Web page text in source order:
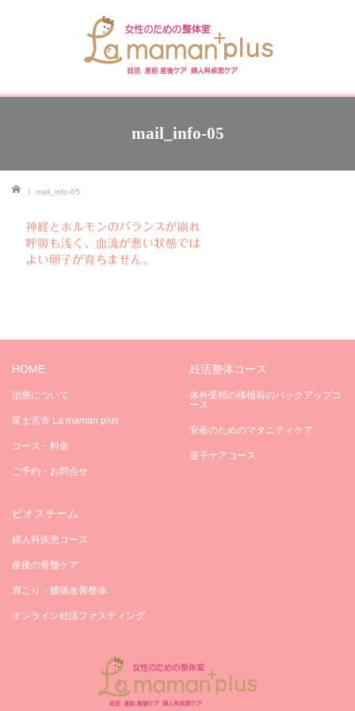
mail_info-05
ホーム mail_info-05
HOME
治療について
富士宮市 La maman plus
コース・料金
ご予約・お問合せ
妊活整体コース
体外受精の移植前のバックアップコ
ース
安産のためのマタニティケア
逆子ケアコース
ビオスチーム
婦人科疾患コース
産後の骨盤ケア
肩こり・腰痛改善整体
オンライン妊活ファスティング